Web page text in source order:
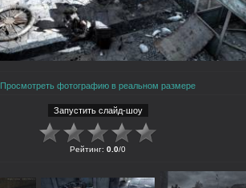
Просмотреть фотографию в реальном размере
Рейтинг: 0.0/0